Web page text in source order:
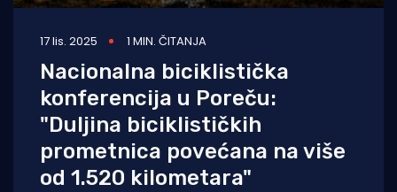
17 lis. 2025 1 MIN. ČITANJA
Nacionalna biciklistička
konferencija u Poreču:
"Duljina biciklističkih
prometnica povećana na više
od 1.520 kilometara"